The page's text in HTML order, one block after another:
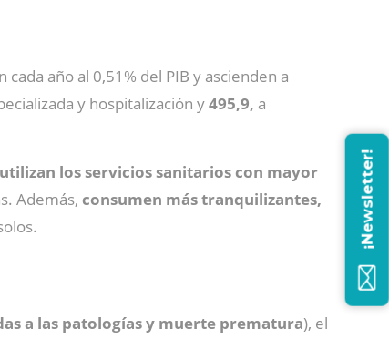
año al 0,51% del PIB y ascienden a
y hospitalización y495,9, a
utilizan losservicios sanitarios con mayor
Además, consumen más tranquilizantes,
a las patologías y muerte prematura), el
¡Newsletter!